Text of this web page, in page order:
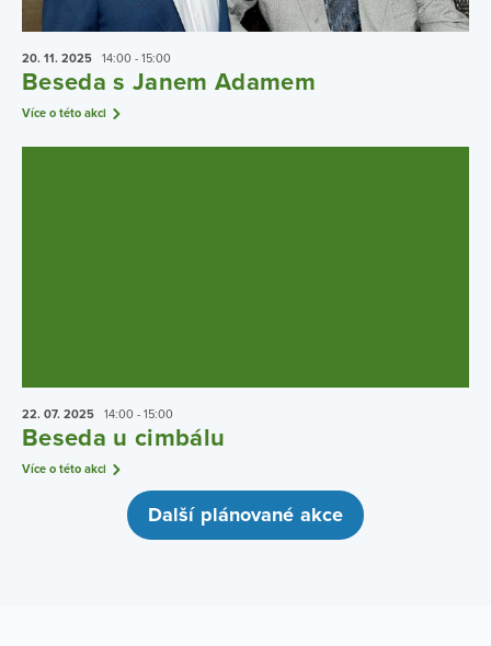
20. 11. 2025 14:00 - 15:00
Beseda s Janem Adamem
Více o této akci
22. 07. 2025 14:00 - 15:00
Beseda u cimbálu
Více o této akci
Další plánované akce